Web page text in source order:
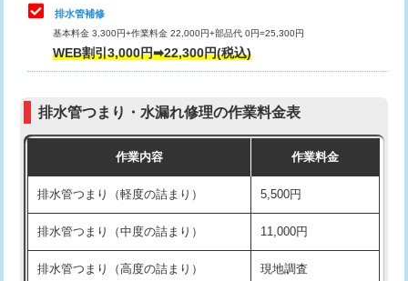
モルタル補修（厚さ10㎝まで）
モルタル補修（厚さ10㎝超え）
追加人工 16,500円
現場見積
※給水管工事は20mmまでの価格です。
式・ワンホール）)
交換・取付(排水栓・排水トラップ
交換・取付（その他部品） 11,000円+材料費
持込商品取付（単水栓） 13,200円
持込商品取付（混合水栓） 16,500円
持込商品取付（浄水器・分岐水栓） 16,500円
給水管工事※（ホール加工) 16,500円
排水管補修
基本料金 3,300円+作業料金 22,000円+部品代 0円=25,300円
WEB割引3,000円➡22,300円(税込)
排水管つまり・水漏れ修理の作業料金表
作業内容 作業料金
排水管つまり（軽度の詰まり） 5,500円
排水管つまり（中度の詰まり） 11,000円
排水管つまり（高度の詰まり） 現地調査